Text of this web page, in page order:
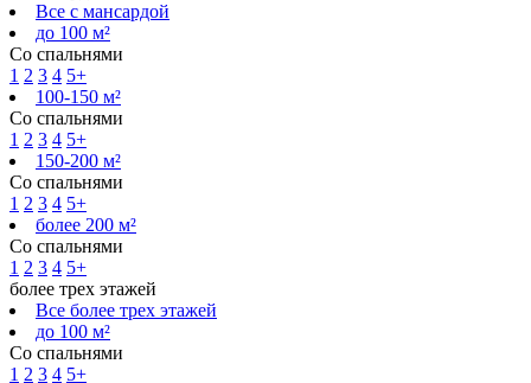
Все с мансардой
до 100 м²
Со спальнями
1 2 3 4 5+
100-150 м²
Со спальнями
1 2 3 4 5+
150-200 м²
Со спальнями
1 2 3 4 5+
более 200 м²
Со спальнями
1 2 3 4 5+
более трех этажей
Все более трех этажей
до 100 м²
Со спальнями
1 2 3 4 5+